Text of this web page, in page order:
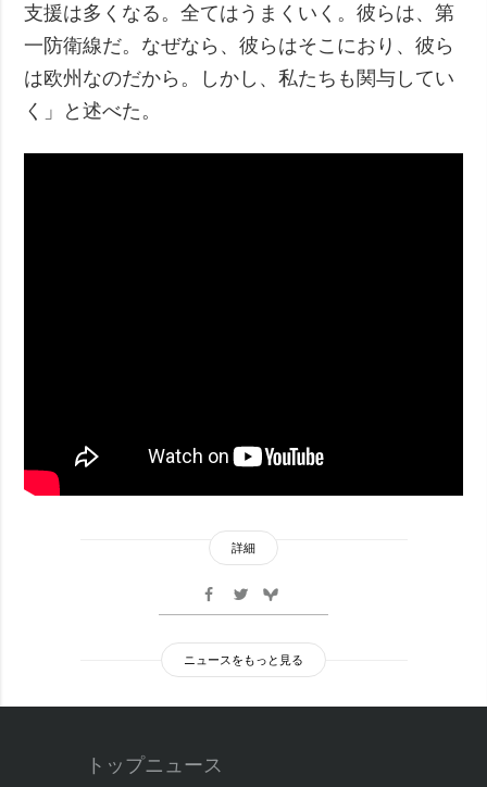
支援は多くなる。全てはうまくいく。彼らは、第
一防衛線だ。なぜなら、彼らはそこにおり、彼ら
は欧州なのだから。しかし、私たちも関与してい
く」と述べた。
詳細
ニュースをもっと見る
トップニュース